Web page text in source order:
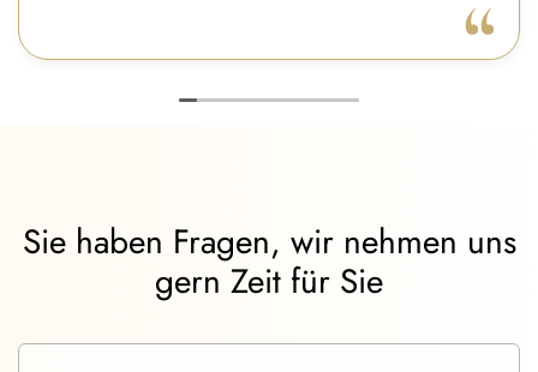
Sie haben Fragen, wir nehmen uns
gern Zeit für Sie